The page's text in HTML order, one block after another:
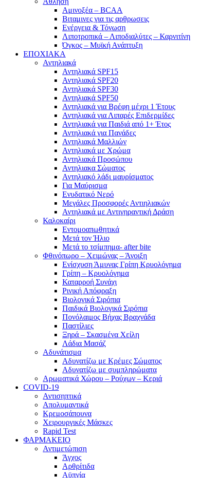
Αμινοξέα – BCAA
Βιταμινες για τις αρθρωσεις
Ενέργεια & Τόνωση
Λιποτροπικά – Λιποδιαλύτες – Καρνιτίνη
Όγκος – Μυϊκή Ανάπτυξη
ΕΠΟΧΙΑΚΑ
Αντηλιακά
Αντηλιακά SPF15
Αντηλιακά SPF20
Αντηλιακά SPF30
Αντηλιακά SPF50
Αντηλιακά για Βρέφη μέχρι 1 Έτους
Αντηλιακά για Λιπαρές Επιδερμίδες
Αντηλιακά για Παιδιά από 1+ Έτος
Αντηλιακά για Πανάδες
Αντηλιακά Μαλλιών
Αντηλιακά με Χρώμα
Αντηλιακά Προσώπου
Αντηλιακα Σώματος
Αντηλιακό λάδι μαυρίσματος
Για Μαύρισμα
Ενυδατικό Νερό
Μεγάλες Προσφορές Αντιηλιακών
Αντηλιακά με Αντιγηραντική Δράση
Καλοκαίρι
Εντομοαπωθητικά
Μετά τον Ήλιο
Μετά το τσίμπημα- after bite
Φθινόπωρο – Χειμώνας – Άνοιξη
Ενίσχυση Άμυνας Γρίπη Κρυολόγημα
Γρίπη – Κρυολόγημα
Καταρροή Συνάχι
Ρινική Απόφραξη
Βιολογικά Σιρόπια
Παιδικά Βιολογικά Σιρόπια
Πονόλαιμος Βήχας Βραχνάδα
Παστίλιες
Ξηρά – Σκασμένα Χείλη
Λάδια Μασάζ
Αδυνάτισμα
Αδυνατίζω με Κρέμες Σώματος
Αδυνατίζω με συμπληρώματα
Αρωματικά Χώρου – Ρούχων – Κεριά
COVID-19
Αντισηπτικά
Απολυμαντικά
Κρεμοσάπουνα
Χειρουργικές Μάσκες
Rapid Test
ΦΑΡΜΑΚΕΙΟ
Αντιμετώπιση
Άγχος
Αρθρίτιδα
Αϋπνία